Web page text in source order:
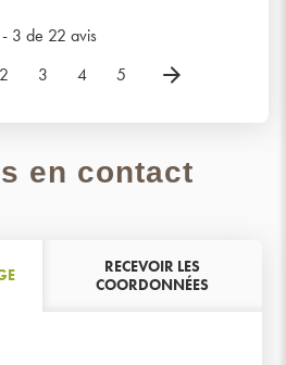
3 de 22 avis
2 3 4 5
en contact
RECEVOIR LES
COORDONNÉES